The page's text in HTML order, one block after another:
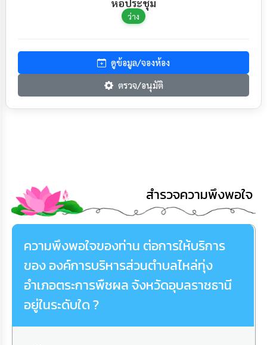
ว่าง
ดูข้อมูล/จองห้อง
ตรวจ/อนุมัติ
สำรวจความพึงพอใจ
ความพึงพอใจของท่าน ต่อการให้บริการ
ของ องค์การบริหารส่วนตำบลไหล่ทุ่ง
อำเภอตระการพืชผล จังหวัดอุบลราชธานี
อยู่ในระดับใด ?